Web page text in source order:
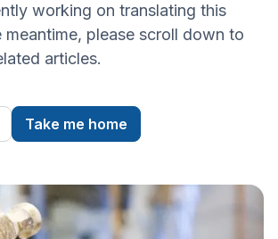
working on translating this
meantime, please scroll down to
articles.
Take me home